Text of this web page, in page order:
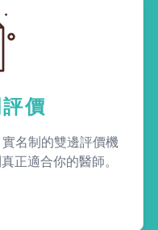
價
名制的雙邊評價機
正適合你的醫師。